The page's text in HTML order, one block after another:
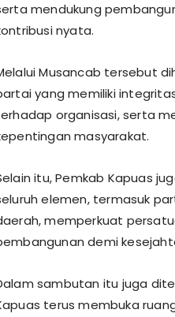
mendukung
nyata.
Musancab tersebut
yang memiliki
organisasi, serta
masyarakat.
itu, Pemkab Kapuas
elemen, termasuk
memperkuat
demi
sambutan itu juga
terus membuka